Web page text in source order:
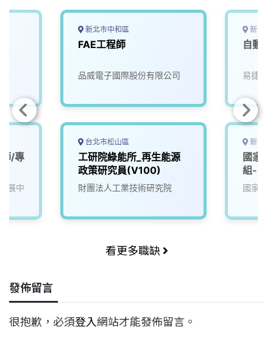
/專
展中
新北市中和區
FAE工程師
品威電子國際股份有限公司
台北市松山區
工研院綠能所_再生能源
政策研究員(V100)
財團法人工業技術研究院
新竹
自動
易捷系
新竹
國家
組-電
國家太
看更多職缺
發佈留言
很抱歉，必須登入網站才能發佈留言。